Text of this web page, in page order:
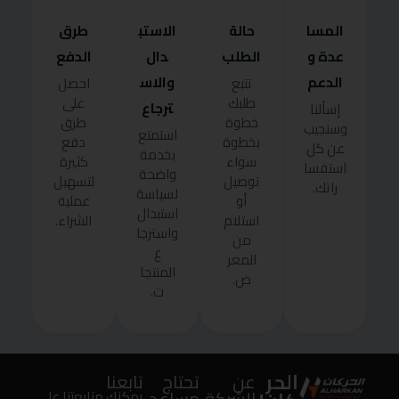
المسا
عدة و
الدعم
إسألنا
وسنجيب
عن كل
استفسا
راتك.
حالة
الطلب
تتبع
طلبك
خطوة
بخطوة
سواء
توصيل
أو
استلام
من
المعر
ض.
الاستب
دال
والاس
ترجاع
استمتع
بخدمة
واضحة
لسياسة
استبدال
واسترجا
ع
المنتجا
ت.
طرق
الدفع
احصل
على
طرق
دفع
كثيرة
لتسهيل
عملية
الشراء.
الحر عن تحتاج تابعنا